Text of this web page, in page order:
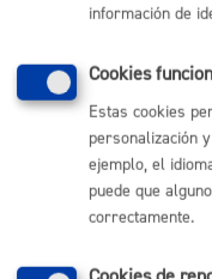
(gratuito desde
(+34) 943 481 000
Buzón de la ciudadanía
Informar de un error
Enlaces útiles
información de
Cookies
Estas cookies
personalización
ejemplo, el
puede que
correctamente.